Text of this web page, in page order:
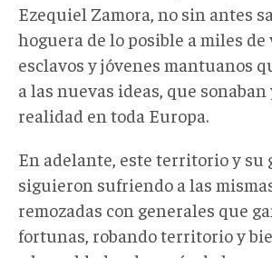
Ezequiel Zamora, no sin antes
hoguera de lo posible a miles de
esclavos y jóvenes mantuanos
a las nuevas ideas, que sonaban
realidad en toda Europa.
En adelante, este territorio y su
siguieron sufriendo a las
remozadas con generales que
fortunas, robando territorio y